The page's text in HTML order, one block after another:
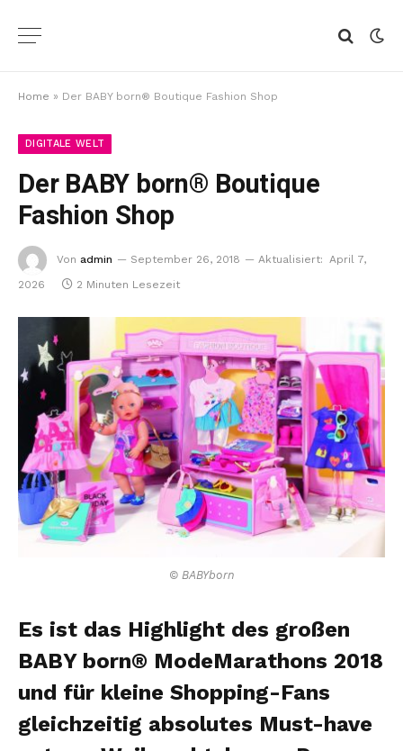
Home » Der BABY born® Boutique Fashion Shop
DIGITALE WELT
Der BABY born® Boutique
Fashion Shop
Von admin September 26, 2018 Aktualisiert: April 7,
2026
2 Minuten Lesezeit
© BABYborn
Es ist das Highlight des großen
BABY born® ModeMarathons 2018
und für kleine Shopping-Fans
gleichzeitig absolutes Must-have